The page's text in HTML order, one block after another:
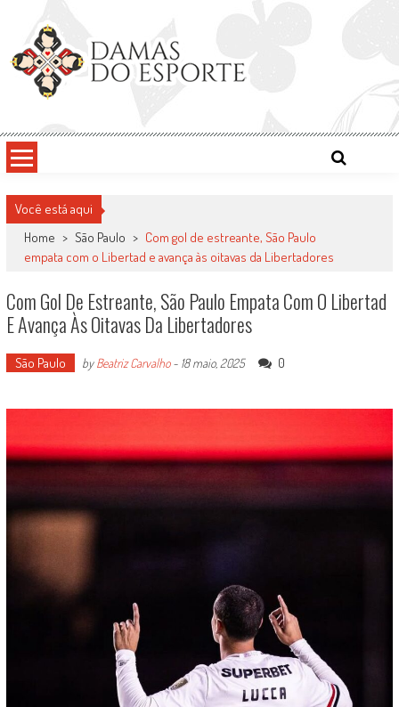
content
Damas do Esporte
Você está aqui
Home > São Paulo > Com gol de estreante, São Paulo
empata com o Libertad e avança às oitavas da Libertadores
Com Gol De Estreante, São Paulo Empata Com O Libertad
E Avança Às Oitavas Da Libertadores
São Paulo byBeatriz Carvalho- 18 maio, 2025 0